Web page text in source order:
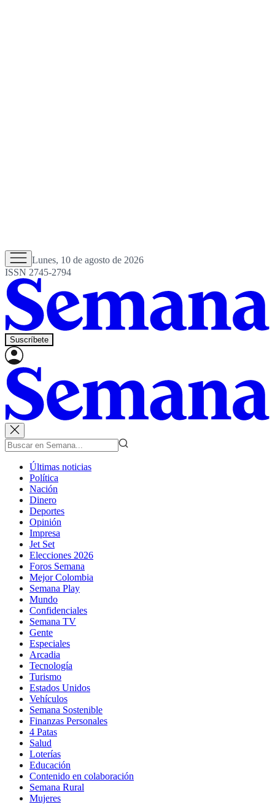
Lunes, 10 de agosto de 2026
ISSN 2745-2794
Suscríbete
Últimas noticias
Política
Nación
Dinero
Deportes
Opinión
Impresa
Jet Set
Elecciones 2026
Foros Semana
Mejor Colombia
Semana Play
Mundo
Confidenciales
Semana TV
Gente
Especiales
Arcadia
Tecnología
Turismo
Estados Unidos
Vehículos
Semana Sostenible
Finanzas Personales
4 Patas
Salud
Loterías
Educación
Contenido en colaboración
Semana Rural
Mujeres